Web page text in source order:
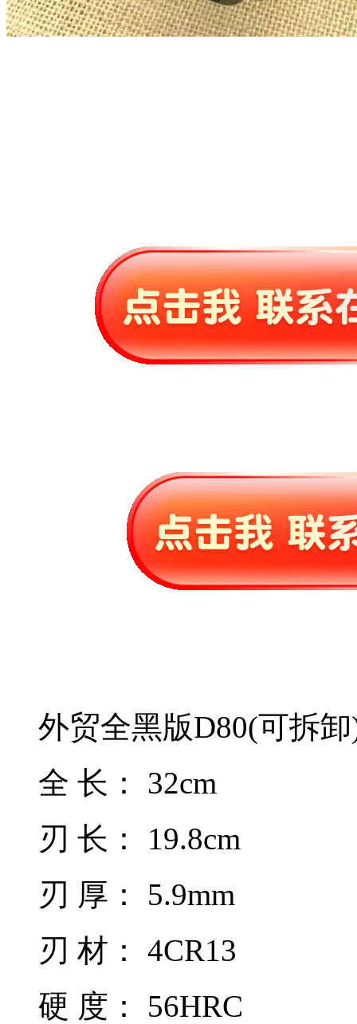
外贸全黑版D80(可拆
全 长： 32cm
刃 长： 19.8cm
刃 厚： 5.9mm
刃 材： 4CR13
硬 度： 56HRC